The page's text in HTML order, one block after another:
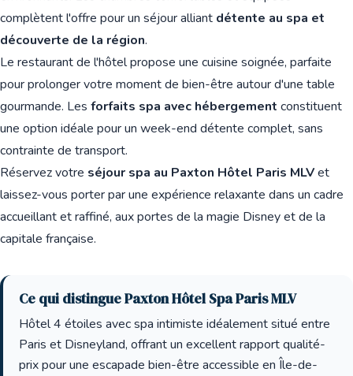
complètent l'offre pour un séjour alliant détente au spa et
découverte de la région.
Le restaurant de l'hôtel propose une cuisine soignée, parfaite
pour prolonger votre moment de bien-être autour d'une table
gourmande. Les forfaits spa avec hébergement constituent
une option idéale pour un week-end détente complet, sans
contrainte de transport.
Réservez votre séjour spa au Paxton Hôtel Paris MLVet
laissez-vous porter par une expérience relaxante dans un cadre
accueillant et raffiné, aux portes de la magie Disney et de la
capitale française.
Ce qui distingue Paxton Hôtel Spa Paris MLV
Hôtel 4 étoiles avec spa intimiste idéalement situé entre
Paris et Disneyland, offrant un excellent rapport qualité-
prix pour une escapade bien-être accessible en Île-de-